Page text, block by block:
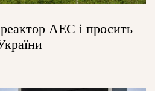
АЕС і просить